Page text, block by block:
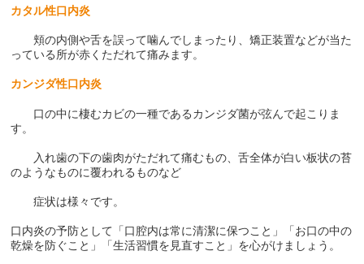
カタル性口内炎
頬の内側や舌を誤って噛んでしまったり、矯正装置などが当た
っている所が赤くただれて痛みます。
カンジダ性口内炎
口の中に棲むカビの一種であるカンジダ菌が弦んで起こりま
す。
入れ歯の下の歯肉がただれて痛むもの、舌全体が白い板状の苔
のようなものに覆われるものなど
症状は様々です。
口内炎の予防として「口腔内は常に清潔に保つこと」「お口の中の
乾燥を防ぐこと」「生活習慣を見直すこと」を心がけましょう。